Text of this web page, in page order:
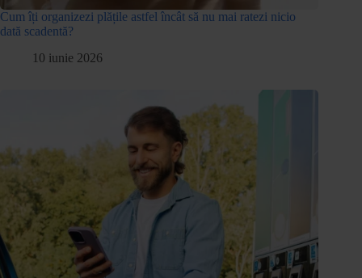
Cum îți organizezi plățile astfel încât să nu mai ratezi nicio
dată scadentă?
10 iunie 2026